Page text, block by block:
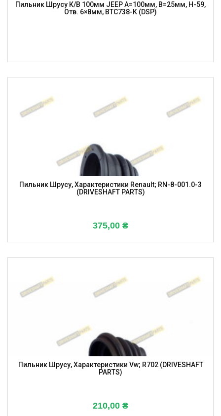
Пильник Шрусу К/в 100мм JEEP A=100мм, B=25мм, H-59,
Отв. 6×8мм, BTC738-K (DSP)
Пильник Шрусу, Характеристики Renault; RN-8-001.0-3
(DRIVESHAFT PARTS)
375,00 ₴
Пильник Шрусу, Характеристики Vw; R702 (DRIVESHAFT
PARTS)
210,00 ₴